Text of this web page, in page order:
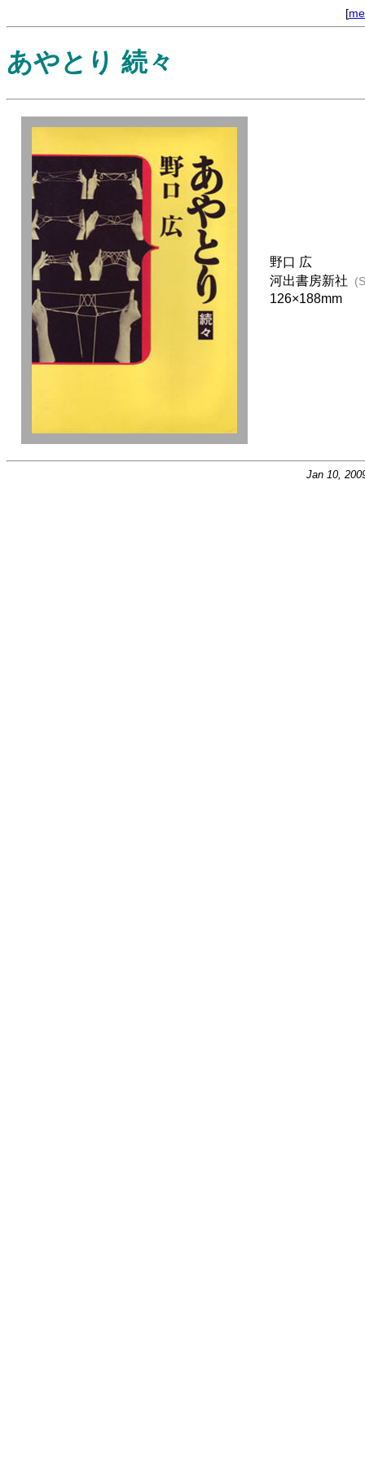
[
あやとり 続々
野口 広
河出書房新社
126×188mm
Jan 10,